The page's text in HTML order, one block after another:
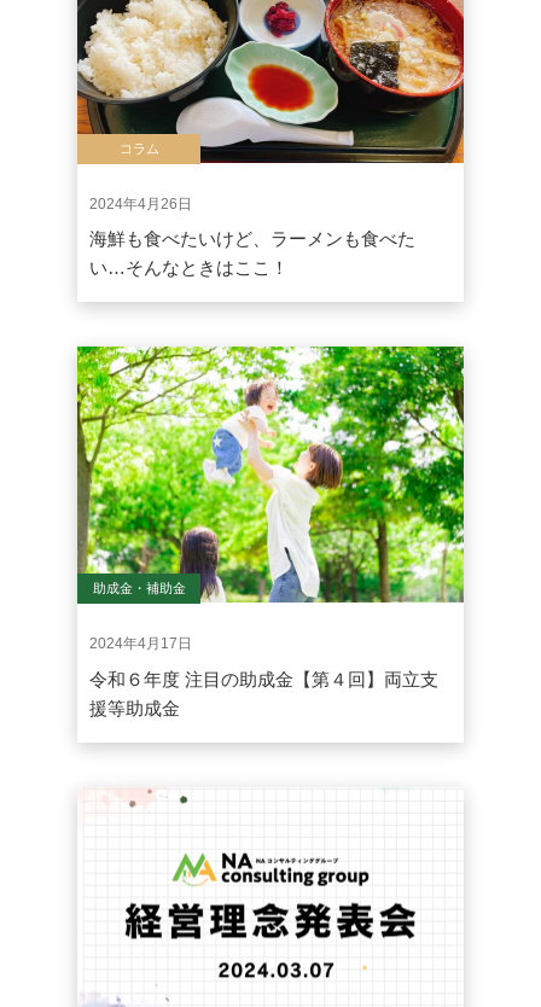
コラム
2024年4月26日
海鮮も食べたいけど、ラーメンも食べた
い…そんなときはここ！
助成金・補助金
2024年4月17日
令和６年度 注目の助成金【第４回】両立支
援等助成金